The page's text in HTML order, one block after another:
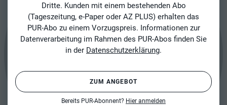
Dritte. Kunden mit einem bestehenden Abo
(Tageszeitung, e-Paper oder AZ PLUS) erhalten das
PUR-Abo zu einem Vorzugspreis. Informationen zur
Datenverarbeitung im Rahmen des PUR-Abos finden Sie
in der Datenschutzerklärung.
ZUM ANGEBOT
Bereits PUR-Abonnent? Hier anmelden